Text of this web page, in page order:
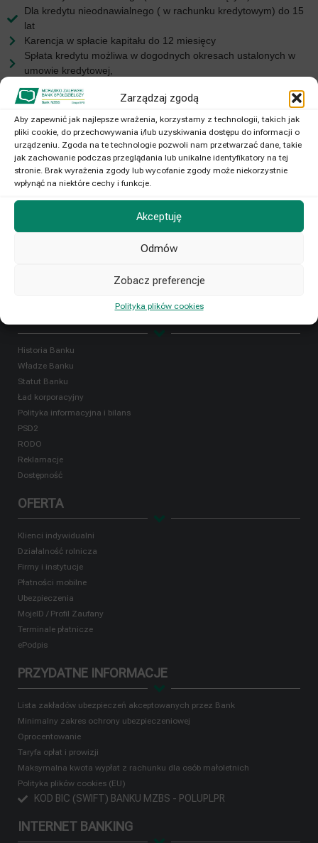
Zarządzaj zgodą
Aby zapewnić jak najlepsze wrażenia, korzystamy z technologii, takich jak
pliki cookie, do przechowywania i/lub uzyskiwania dostępu do informacji o
urządzeniu. Zgoda na te technologie pozwoli nam przetwarzać dane, takie
jak zachowanie podczas przeglądania lub unikalne identyfikatory na tej
stronie. Brak wyrażenia zgody lub wycofanie zgody może niekorzystnie
wpłynąć na niektóre cechy i funkcje.
Akceptuję
Odmów
Zobacz preferencje
Polityka plików cookies
Dla kredytu nieodnawialnego ( w rachunku kredytowym) do 15
lat
Karencja w spłacie kapitału do 12 miesięcy
Spłata kredytu możliwa w dogodnych okresach ustalonych w
umowie kredytowej,
Dla kredytu udzielonego w rachunku bieżącym spłata następuje
w formie obniżania w ustalonych okresach dostępnego w
rachunku limitu
Przydatne informacje
Taryfa opłat i prowizji
Regulamin kredytowania klientów instytucjonalnych
Historia Banku
Władze Banku
Statut Banku
Ład korporacyjny
Polityka informacyjna i bilans
PSD2
RODO
Reklamacje
Dostępność
OFERTA
Klienci indywidualni
Działalność rolnicza
Firmy i instytucje
Płatności mobilne
Ubezpieczenia
MojeID / Profil Zaufany
Terminale płatnicze
ePodpis
PRZYDATNE INFORMACJE
Lista zakładów ubezpieczeń akceptowanych przez Bank
Minimalny zakres ochrony ubezpieczeniowej
Oprocentowanie
Taryfa opłat i prowizji
Maksymalna kwota wypłat z rachunku dla osób małoletnich
Polityka plików cookies (EU)
KOD BIC (SWIFT) BANKU MZBS - POLUPLPR
INTERNET BANKING